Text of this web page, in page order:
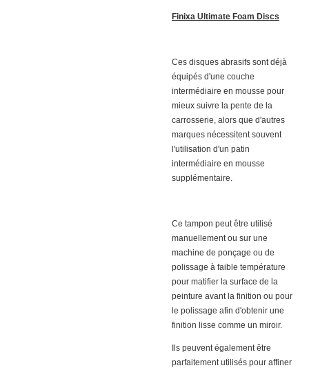
Finixa Ultimate Foam Discs
Ces disques abrasifs sont déjà
équipés d'une couche
intermédiaire en mousse pour
mieux suivre la pente de la
carrosserie, alors que d'autres
marques nécessitent souvent
l'utilisation d'un patin
intermédiaire en mousse
supplémentaire.
Ce tampon peut être utilisé
manuellement ou sur une
machine de ponçage ou de
polissage à faible température
pour matifier la surface de la
peinture avant la finition ou pour
le polissage afin d'obtenir une
finition lisse comme un miroir.
Ils peuvent également être
parfaitement utilisés pour affiner